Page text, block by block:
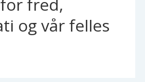
og vår felles